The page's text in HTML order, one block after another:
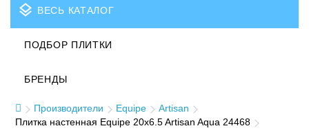
layers ВЕСЬ КАТАЛОГ
ПОДБОР ПЛИТКИ
БРЕНДЫ
Производители Equipe
Artisan
Плитка настенная Equipe 20x6.5 Artisan Aqua 24468